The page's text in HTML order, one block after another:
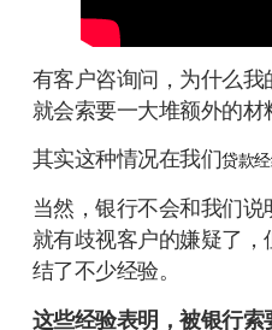
有客户咨询问，为什么
就会索要一大堆额外的材
其实这种情况在我们贷款
当然，银行不会和我们说
就有歧视客户的嫌疑了
结了不少经验。
这些经验表明，被银行索